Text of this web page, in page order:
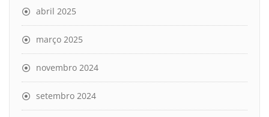
abril 2025
março 2025
novembro 2024
setembro 2024